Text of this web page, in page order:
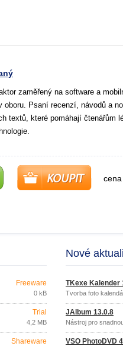
zaměřený na software a
oboru. Psaní recenzí, návodů a
textů, které pomáhají čtenářům
Freeware
0 kB
Trial
4,2 MB
Shareware
Nové
TKexe Kalender
Tvorba foto
JAlbum 13.0.8
Nástroj pro
VSO PhotoDVD